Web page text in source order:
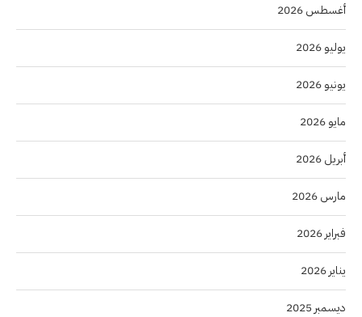
أغسطس 2026
يوليو 2026
يونيو 2026
مايو 2026
أبريل 2026
مارس 2026
فبراير 2026
يناير 2026
ديسمبر 2025